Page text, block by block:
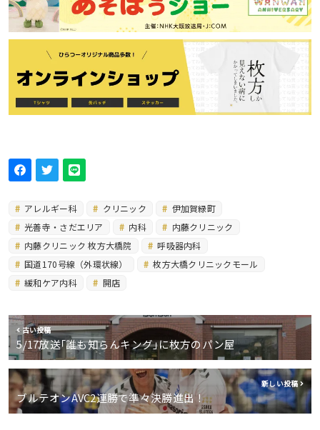
アレルギー科 クリニック
伊加賀緑町
光善寺・さだエリア
内科
内藤クリニック
内藤クリニック 枚方大橋院
呼吸器内科
国道170号線（外環状線）
枚方大橋クリニックモール
緩和ケア内科
開店
古い投稿
5/17放送｢誰も知らんキング｣に枚方のパン屋
新しい投稿
ブルテオンAVC2連勝で準々決勝進出！